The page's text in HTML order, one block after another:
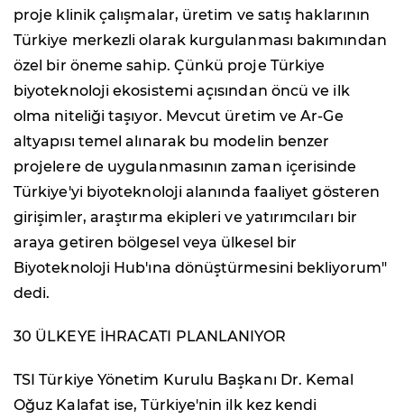
proje klinik çalışmalar, üretim ve satış haklarının
Türkiye merkezli olarak kurgulanması bakımından
özel bir öneme sahip. Çünkü proje Türkiye
biyoteknoloji ekosistemi açısından öncü ve ilk
olma niteliği taşıyor. Mevcut üretim ve Ar-Ge
altyapısı temel alınarak bu modelin benzer
projelere de uygulanmasının zaman içerisinde
Türkiye'yi biyoteknoloji alanında faaliyet gösteren
girişimler, araştırma ekipleri ve yatırımcıları bir
araya getiren bölgesel veya ülkesel bir
Biyoteknoloji Hub'ına dönüştürmesini bekliyorum"
dedi.
30 ÜLKEYE İHRACATI PLANLANIYOR
TSI Türkiye Yönetim Kurulu Başkanı Dr. Kemal
Oğuz Kalafat ise, Türkiye'nin ilk kez kendi